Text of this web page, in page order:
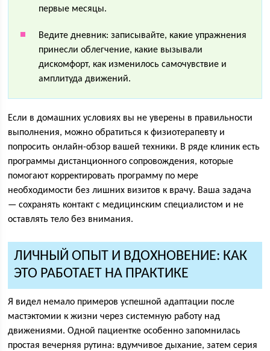
первые месяцы.
Ведите дневник: записывайте, какие упражнения
принесли облегчение, какие вызывали
дискомфорт, как изменилось самочувствие и
амплитуда движений.
Если в домашних условиях вы не уверены в правильности
выполнения, можно обратиться к физиотерапевту и
попросить онлайн-обзор вашей техники. В ряде клиник есть
программы дистанционного сопровождения, которые
помогают корректировать программу по мере
необходимости без лишних визитов к врачу. Ваша задача
— сохранять контакт с медицинским специалистом и не
оставлять тело без внимания.
ЛИЧНЫЙ ОПЫТ И ВДОХНОВЕНИЕ: КАК
ЭТО РАБОТАЕТ НА ПРАКТИКЕ
Я видел немало примеров успешной адаптации после
мастэктомии к жизни через системную работу над
движениями. Одной пациентке особенно запомнилась
простая вечерняя рутина: вдумчивое дыхание, затем серия